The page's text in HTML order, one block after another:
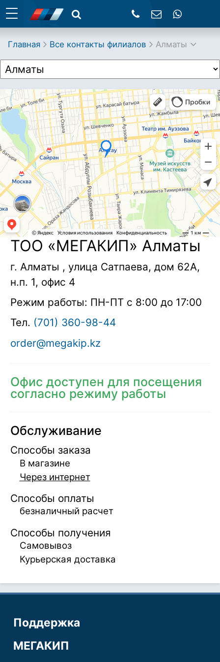
Главная Все контакты филиалов Алматы
ТОО «МЕГАКИП» Алматы
г. Алматы , улица Сатпаева, дом 62А,
н.п. 1, офис 4
Режим работы: ПН-ПТ с 8:00 до 17:00
Тел. (701) 360-98-44
order@megakip.kz
Офис доступен для посещения
согласно режиму работы
Обслуживание
Способы заказа
В магазине
Через интернет
Способы оплаты
безналичный расчет
Способы получения
Самовывоз
Курьерская доставка
МЕГАКИП
Поддержка